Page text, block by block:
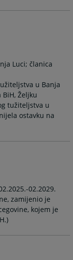
Luci; članica
u Banja
BiH, Željku
tužiteljstva u
ostavku na
02.2029.
zamijenio je
kojem je